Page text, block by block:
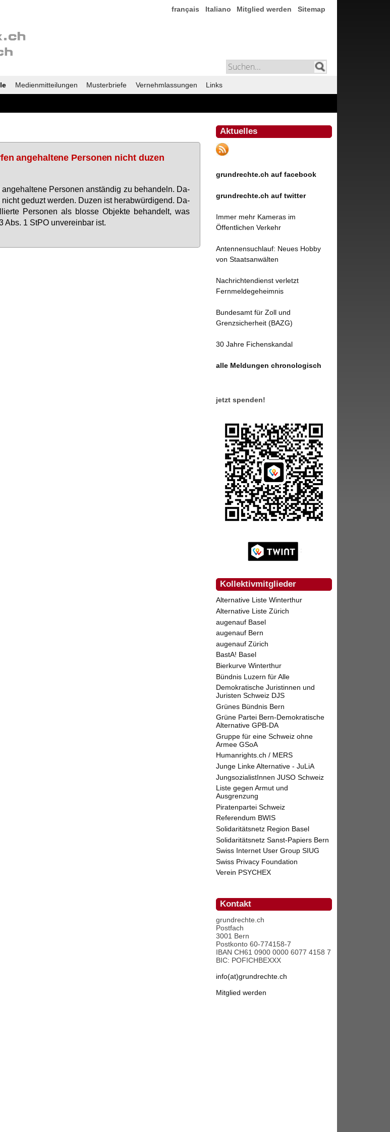
français Italiano Mitglied werden Sitemap
Medienmitteilungen Musterbriefe Vernehmlassungen Links
angehaltene Personen nicht duzen
Per­so­nen an­stän­dig zu be­han­deln. Da­
ge­duzt wer­den. Du­zen ist her­ab­wür­di­gend. Da­
Per­so­nen als blos­se Ob­jek­te be­han­delt, was
Abs. 1 StPO un­ver­ein­bar ist.
Aktuelles
grundrechte.ch auf facebook
grundrechte.ch auf twitter
Immer mehr Kameras im
Öffentlichen Verkehr
Antennensuchlauf: Neues Hobby
von Staatsanwälten
Nachrichtendienst verletzt
Fernmeldegeheimnis
Bundesamt für Zoll und
Grenzsicherheit (BAZG)
30 Jahre Fichenskandal
alle Meldungen chronologisch
jetzt spenden!
Kollektivmitglieder
Alternative Liste Winterthur
Alternative Liste Zürich
augenauf Basel
augenauf Bern
augenauf Zürich
BastA! Basel
Bierkurve Winterthur
Bündnis Luzern für Alle
Demokratische Juristinnen und
Juristen Schweiz DJS
Grünes Bündnis Bern
Grüne Partei Bern-Demokratische
Alternative GPB-DA
Gruppe für eine Schweiz ohne
Armee GSoA
Humanrights.ch / MERS
Junge Linke Alternative - JuLiA
JungsozialistInnen JUSO Schweiz
Liste gegen Armut und
Ausgrenzung
Piratenpartei Schweiz
Referendum BWIS
Solidaritätsnetz Region Basel
Solidaritätsnetz Sanst-Papiers Bern
Swiss Internet User Group SIUG
Swiss Privacy Foundation
Verein PSYCHEX
Kontakt
grundrechte.ch
Postfach
3001 Bern
Postkonto 60-774158-7
IBAN CH61 0900 0000 6077 4158 7
BIC: POFICHBEXXX
info(at)grundrechte.ch
Mitglied werden